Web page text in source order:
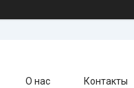
О нас
Контакты